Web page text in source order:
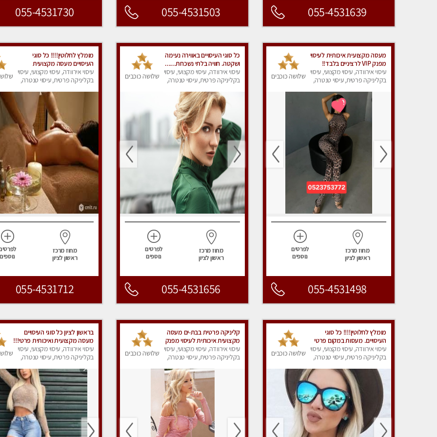
055-4531639
055-4531503
055-4531730
מעסה מקצועית איכותית לעיסוי
מפנק VIP לרציניים בלבד!!
עיסוי אירוודה, עיסוי מקצועי, עיסוי
בקליניקה פרטית, עיסוי טנטרה,
שלושה כוכבים
מחוז מרכז
ראשון לציון
לפרטים
נוספים
055-4531498
כל סוגי העיסויים באווירה נעימה
ושקטה. חוויה בלתי נשכחת......
עיסוי אירוודה, עיסוי מקצועי, עיסוי
בקליניקה פרטית, עיסוי טנטרה,
שלושה כוכבים
מחוז מרכז
ראשון לציון
לפרטים
נוספים
055-4531656
מומלץ לחלוטין!!!! כל סוגי
העיסויים מעסה מקצועית
ואיכותית פרטי!!!
עיסוי אירוודה, עיסוי מקצועי, עיסוי
בקליניקה פרטית, עיסוי טנטרה,
מחוז מרכז
ראשון לציון
נוספים
055-4531712
מומלץ לחלוטין!!!! כל סוגי
העיסויים. מעסות במקום פרטי
ואיכותי לעיסוי בלתי נשכח...
עיסוי אירוודה, עיסוי מקצועי, עיסוי
בקליניקה פרטית, עיסוי טנטרה,
שלושה כוכבים
קליניקה פרטית בבת-ים מעסה
מקצועית איכותית לעיסוי מפנק
VIP לרציניים בלבד!!
עיסוי אירוודה, עיסוי מקצועי, עיסוי
בקליניקה פרטית, עיסוי טנטרה,
שלושה כוכבים
בראשון לציון כל סוגי העיסויים
מעסה מקצועית ואיכותית פרטי!!!
מומלץ לחלוטין!! טל -03-
5413417
עיסוי אירוודה, עיסוי מקצועי, עיסוי
בקליניקה פרטית, עיסוי טנטרה,